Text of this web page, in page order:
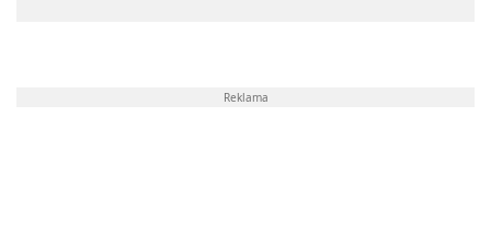
Reklama